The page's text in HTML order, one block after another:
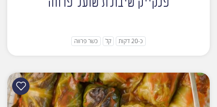
כ-20 דקות קל כשר פרווה